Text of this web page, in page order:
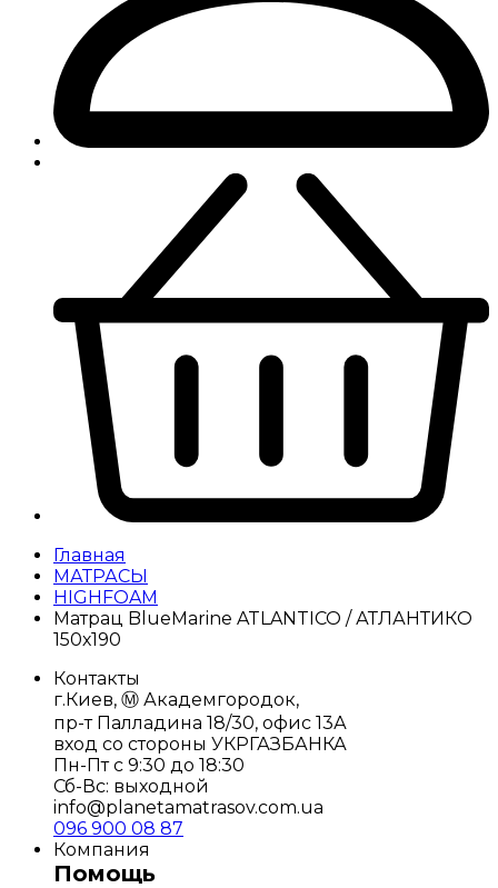
Главная
МАТРАСЫ
HIGHFOAM
Матрац BlueMarine ATLANTICO / АТЛАНТИКО
150х190
Контакты
г.Киев, Ⓜ️ Академгородок,
пр-т Палладина 18/30, офис 13А
вход со стороны УКРГАЗБАНКА
Пн-Пт с 9:30 до 18:30
Сб-Вс: выходной
info@planetamatrasov.com.ua
096 900 08 87
Компания
Помощь